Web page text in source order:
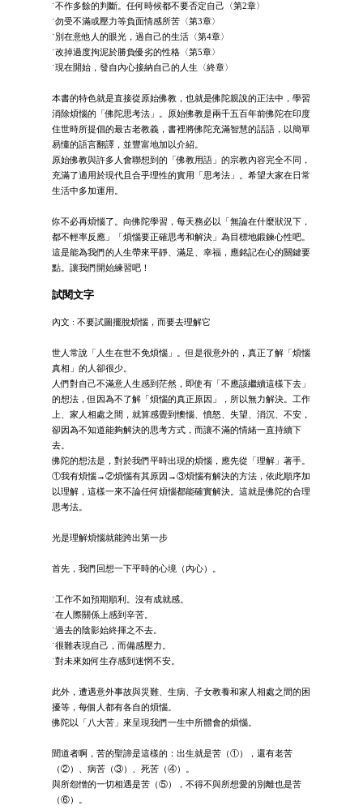
˙不作多餘的判斷。任何時候都不要否定自己〈第2章〉
˙勿受不滿或壓力等負面情感所苦〈第3章〉
˙別在意他人的眼光，過自己的生活〈第4章〉
˙改掉過度拘泥於勝負優劣的性格〈第5章〉
˙現在開始，發自內心接納自己的人生〈終章〉
本書的特色就是直接從原始佛教，也就是佛陀親說的正法中，學習
消除煩惱的「佛陀思考法」。原始佛教是兩千五百年前佛陀在印度
住世時所提倡的最古老教義，書裡將佛陀充滿智慧的話語，以簡單
易懂的語言翻譯，並豐富地加以介紹。
原始佛教與許多人會聯想到的「佛教用語」的宗教內容完全不同，
充滿了適用於現代且合乎理性的實用「思考法」。希望大家在日常
生活中多加運用。
你不必再煩惱了。向佛陀學習，每天務必以「無論在什麼狀況下，
都不輕率反應」「煩惱要正確思考和解決」為目標地鍛鍊心性吧。
這是能為我們的人生帶來平靜、滿足、幸福，應銘記在心的關鍵要
點。讓我們開始練習吧！
試閱文字
內文 : 不要試圖擺脫煩惱，而要去理解它
世人常說「人生在世不免煩惱」。但是很意外的，真正了解「煩惱
真相」的人卻很少。
人們對自己不滿意人生感到茫然，即使有「不應該繼續這樣下去」
的想法，但因為不了解「煩惱的真正原因」，所以無力解決。工作
上、家人相處之間，就算感覺到懊惱、憤怒、失望、消沉、不安，
卻因為不知道能夠解決的思考方式，而讓不滿的情緒一直持續下
去。
佛陀的想法是，對於我們平時出現的煩惱，應先從「理解」著手。
①我有煩惱→②煩惱有其原因→③煩惱有解決的方法，依此順序加
以理解，這樣一來不論任何煩惱都能確實解決。這就是佛陀的合理
思考法。
光是理解煩惱就能跨出第一步
首先，我們回想一下平時的心境（內心）。
˙工作不如預期順利。沒有成就感。
˙在人際關係上感到辛苦。
˙過去的陰影始終揮之不去。
˙很難表現自己，而備感壓力。
˙對未來如何生存感到迷惘不安。
此外，遭遇意外事故與災難、生病、子女教養和家人相處之間的困
擾等，每個人都有各自的煩惱。
佛陀以「八大苦」來呈現我們一生中所體會的煩惱。
聞道者啊，苦的聖諦是這樣的：出生就是苦（①），還有老苦
（②）、病苦（③）、死苦（④）。
與所怨憎的一切相遇是苦（⑤），不得不與所想愛的別離也是苦
（⑥）。